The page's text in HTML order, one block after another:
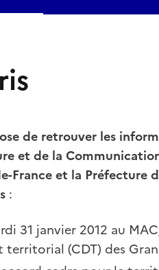
de retrouver les
et de la
France et la Préfecture
:
31 janvier 2012 au
(CDT) des